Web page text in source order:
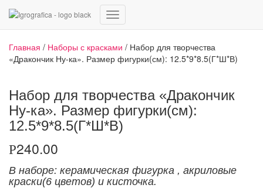
Переключить
Главная / Наборы с красками / Набор для творчества
«Дракончик Ну-ка». Размер фигурки(см): 12.5*9*8.5(Г*Ш*В)
Набор для творчества «Дракончик
Ну-ка». Размер фигурки(см):
12.5*9*8.5(Г*Ш*В)
Р240.00
В наборе: керамическая фигурка , акриловые
краски(6 цветов) и кисточка.